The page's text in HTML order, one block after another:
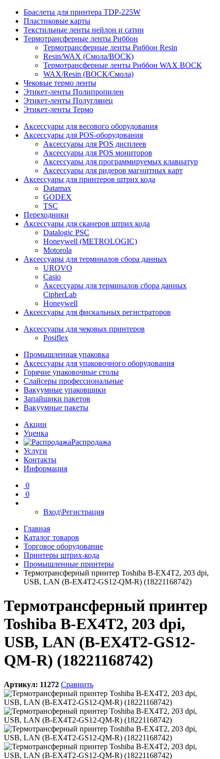
Браслеты для принтера TDP-225W
Пластиковые карты
Текстильные ленты нейлон и сатин
Термотрансферные ленты Риббон
Термотрансферные ленты Риббон Resin
Resin/WAX (Смола/ВОСК)
Термотрансферные ленты Риббон WAX ВОСК
WAX/Resin (ВОСК/Смола)
Чековые термо ленты
Этикет-ленты Полипропилен
Этикет-ленты Полуглянец
Этикет-ленты Термо
Аксессуары для весового оборудования
Аксессуары для POS-оборудования
Аксессуары для POS дисплеев
Аксессуары для POS мониторов
Аксессуары для программируемых клавиатур
Аксессуары для ридеров магнитных карт
Аксессуары для принтеров штрих кода
Datamax
GODEX
TSC
Переходники
Аксессуары для сканеров штрих кода
Datalogic PSC
Honeywell (METROLOGIC)
Motorola
Аксессуары для терминалов сбора данных
UROVO
Casio
Аксессуары для терминалов сбора данных
CipherLab
Honeywell
Аксессуары для фискальных регистраторов
Аксессуары для чековых принтеров
Posiflex
Промышленная упаковка
Аксессуары для упаковочного оборудования
Горячие упаковочные столы
Слайсеры профессиональные
Вакуумные упаковщики
Запайщики пакетов
Вакуумные пакеты
Акции
Уценка
Распродажа
Услуги
Контакты
Информация
0
0
Вход\Регистрация
Главная
Каталог товаров
Торговое оборудование
Принтеры штрих-кода
Промышленные принтеры
Термотрансферный принтер Toshiba B-EX4T2, 203 dpi,
USB, LAN (B-EX4T2-GS12-QM-R) (18221168742)
Термотрансферный принтер
Toshiba B-EX4T2, 203 dpi,
USB, LAN (B-EX4T2-GS12-
QM-R) (18221168742)
Артикул: 11272 Сравнить